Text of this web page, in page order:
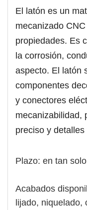
El latón es un
mecanizado
propiedades. Es
la corrosión,
aspecto. El latón
componentes
y conectores
mecanizabilidad,
preciso y detalles
Plazo: en tan
Acabados
lijado, niquelado,